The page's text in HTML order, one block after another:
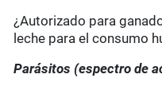
¿Autorizado para
leche para el consumo
Parásitos (espectro de